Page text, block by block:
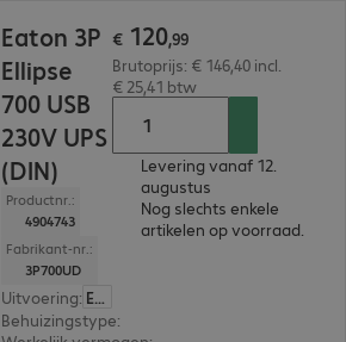
Eaton 3P
Ellipse
700 USB
230V UPS
(DIN)
Productnr.:
4904743
Fabrikant-nr.:
3P700UD
Uitvoering: Europa
Behuizingstype:
€ 120,99
Brutoprijs: € 146,40 incl.
€ 25,41 btw
Levering vanaf 12.
augustus
Nog slechts enkele
artikelen op voorraad.